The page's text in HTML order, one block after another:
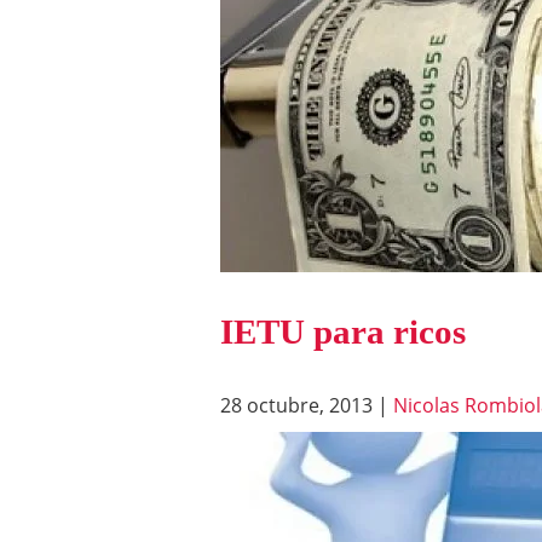
IETU para ricos
28 octubre, 2013 | Nicolas